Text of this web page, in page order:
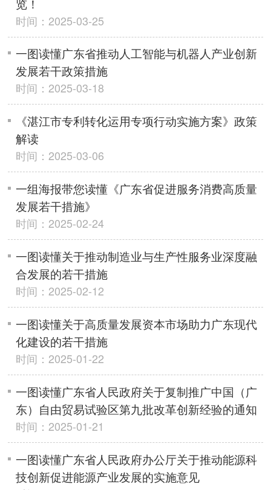
时间：2025-03-25
一图读懂广东省推动人工智能与机器人产业创新
发展若干政策措施
时间：2025-03-18
《湛江市专利转化运用专项行动实施方案》政策
解读
时间：2025-03-06
一组海报带您读懂《广东省促进服务消费高质量
发展若干措施》
时间：2025-02-24
一图读懂关于推动制造业与生产性服务业深度融
合发展的若干措施
时间：2025-02-12
一图读懂关于高质量发展资本市场助力广东现代
化建设的若干措施
时间：2025-01-22
一图读懂广东省人民政府关于复制推广中国（广
东）自由贸易试验区第九批改革创新经验的通知
时间：2025-01-21
一图读懂广东省人民政府办公厅关于推动能源科
技创新促进能源产业发展的实施意见